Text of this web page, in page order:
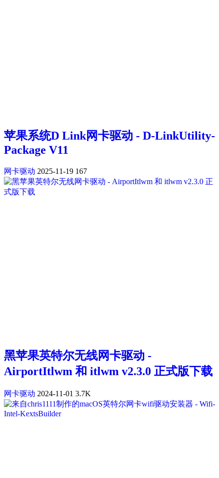
苹果系统D Link网卡驱动 - D-LinkUtility-
Package V11
网卡驱动 2025-11-19 167
黑苹果英特尔无线网卡驱动 -
AirportItlwm 和 itlwm v2.3.0 正式版下载
网卡驱动 2024-11-01 3.7K